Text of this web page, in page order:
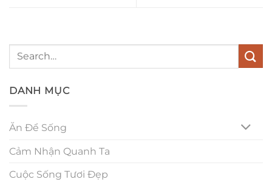
DANH MỤC
Ăn Để Sống
Cảm Nhận Quanh Ta
Cuộc Sống Tươi Đẹp